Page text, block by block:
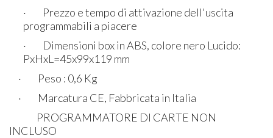
· Prezzo e tempo di attivazione dell'uscita
programmabili a piacere
· Dimensioni box in ABS, colore nero Lucido:
PxHxL=45x99x119 mm​
​ · Peso : 0,6 Kg​
· Marcatura CE, Fabbricata in Italia
PROGRAMMATORE DI CARTE NON
INCLUSO